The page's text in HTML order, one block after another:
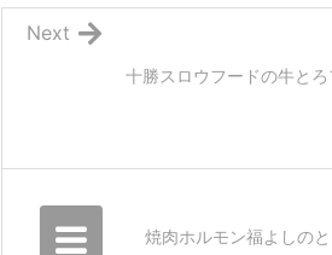
十勝スロウフードの牛とろ
Next
焼肉ホルモン福よしの